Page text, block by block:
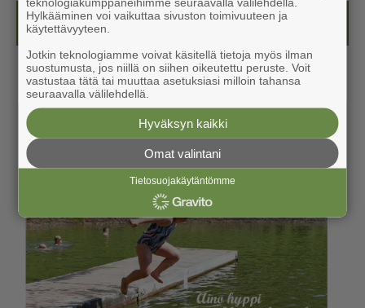
Kesälehti (ilmainen)
Hylkääminen voi vaikuttaa sivuston toimivuuteen ja
käytettävyyteen.
Jotkin teknologiamme voivat käsitellä tietoja myös ilman
suostumusta, jos niillä on siihen oikeutettu peruste. Voit
vastustaa tätä tai muuttaa asetuksiasi milloin tahansa
seuraavalla välilehdellä.
Hyväksyn kaikki
Omat valintani
Tietosuojakäytäntömme